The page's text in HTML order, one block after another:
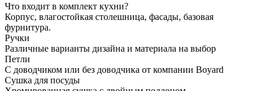
Что входит в комплект кухни?
Корпус, влагостойкая столешница, фасады, базовая
фурнитура.
Ручки
Различные варианты дизайна и материала на выбор
Петли
С доводчиком или без доводчика от компании Boyard
Сушка для посуды